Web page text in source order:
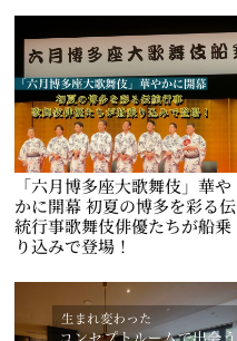
「六月博多座大歌舞伎」華や
かに開幕 初夏の博多を彩る伝
統行事歌舞伎俳優たちが船乗
り込みで登場！